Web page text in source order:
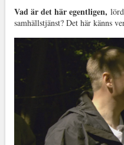
Vad är det här egentligen,
samhällstjänst? Det här känns